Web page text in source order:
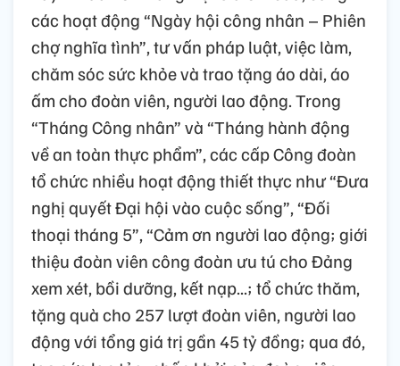
các hoạt động “Ngày hội công nhân – Phiên
chợ nghĩa tình”, tư vấn pháp luật, việc làm,
chăm sóc sức khỏe và trao tặng áo dài, áo
ấm cho đoàn viên, người lao động. Trong
“Tháng Công nhân” và “Tháng hành động
về an toàn thực phẩm”, các cấp Công đoàn
tổ chức nhiều hoạt động thiết thực như “Đưa
nghị quyết Đại hội vào cuộc sống”, “Đối
thoại tháng 5”, “Cảm ơn người lao động; giới
thiệu đoàn viên công đoàn ưu tú cho Đảng
xem xét, bồi dưỡng, kết nạp...; tổ chức thăm,
tặng quà cho 257 lượt đoàn viên, người lao
động với tổng giá trị gần 45 tỷ đồng; qua đó,